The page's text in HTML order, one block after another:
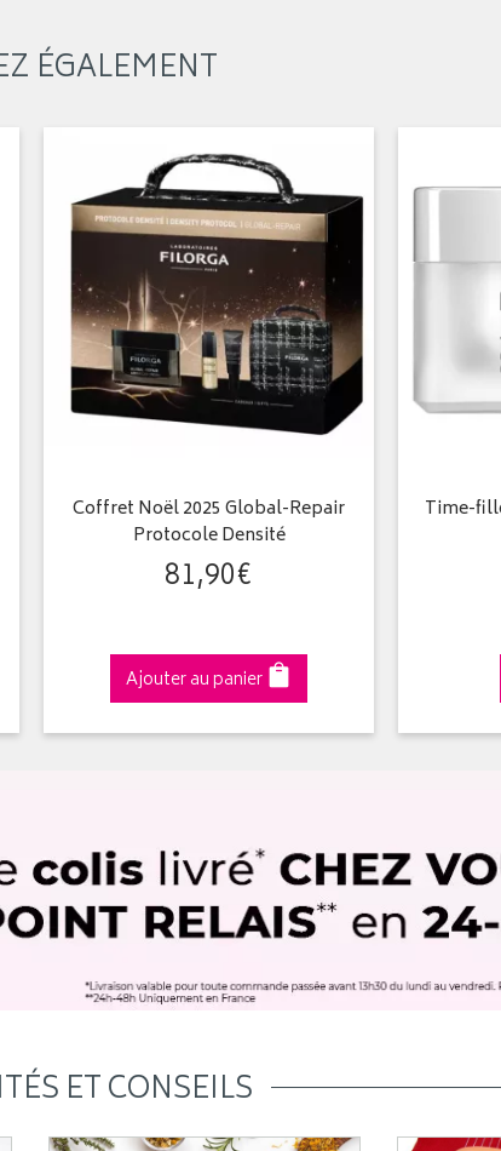
ÉGALEMENT
Coffret Noël 2025 Global-Repair
Protocole Densité
81,90€
Ajouter au panier
Time-
ET CONSEILS